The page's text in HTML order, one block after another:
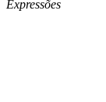
Expressões